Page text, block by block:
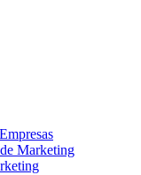
Marketing